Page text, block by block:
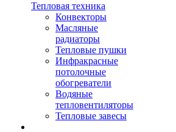
Тепловая техника
Конвекторы
Масляные
радиаторы
Тепловые пушки
Инфракрасные
потолочные
обогреватели
Водяные
тепловентиляторы
Тепловые завесы